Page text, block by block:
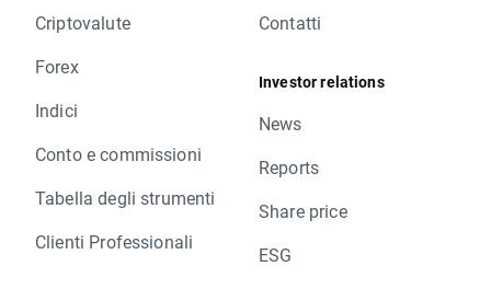
Criptovalute
Forex
Indici
Conto e commissioni
Tabella degli strumenti
Clienti Professionali
Contatti
Investor relations
News
Reports
Share price
ESG